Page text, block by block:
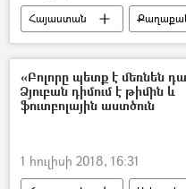
Հայաստան
Արցախ
Ադրբեջան
«Բոլորը պետք է մեռնեն
Ձյուբան դիմում է թիմին և
ֆուտբոլային աստծուն
1 հուլիսի 2018, 16:31